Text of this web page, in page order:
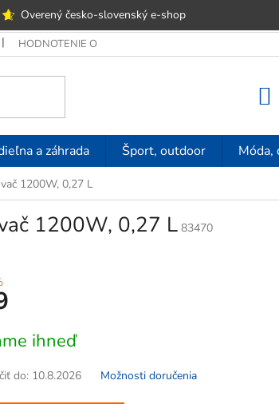
Overený česko-slovenský e‑shop
HODNOTENIE OBCHODU OBCHODNÉ
a záhrada Šport, outdoor Móda,
1200W, 0,27 L
1200W, 0,27 L 83470
ihneď
do: 10.8.2026 Možnosti doručenia